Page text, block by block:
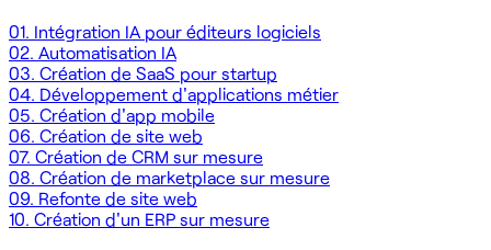
01. Intégration IA pour éditeurs logiciels
02. Automatisation IA
03. Création de SaaS pour startup
04. Développement d'applications métier
05. Création d'app mobile
06. Création de site web
07. Création de CRM sur mesure
08. Création de marketplace sur mesure
09. Refonte de site web
10. Création d'un ERP sur mesure